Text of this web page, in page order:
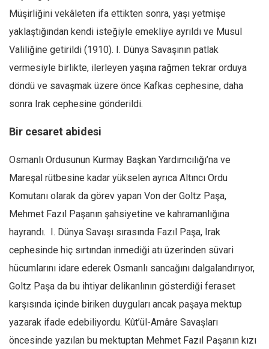
Amina S. Jenenkovic
Bağdagül Öz
Esra Elönü
» Yazar arşivi
Bu Sayı
Kültür Sanat
Kitap
Karisi kitap sualleri
7 soruda bu hafta
Ekonomi
Spor
Manzara
Müşirliğini vekâleten ifa ettikten sonra, yaşı yetmişe
yaklaştığından kendi isteğiyle emekliye ayrıldı ve Musul
Valiliğine getirildi (1910). I. Dünya Savaşının patlak
vermesiyle birlikte, ilerleyen yaşına rağmen tekrar orduya
döndü ve savaşmak üzere önce Kafkas cephesine, daha
sonra Irak cephesine gönderildi.
Bir cesaret abidesi
Osmanlı Ordusunun Kurmay Başkan Yardımcılığı’na ve
Mareşal rütbesine kadar yükselen ayrıca Altıncı Ordu
Komutanı olarak da görev yapan Von der Goltz Paşa,
Mehmet Fazıl Paşanın şahsiyetine ve kahramanlığına
hayrandı. I. Dünya Savaşı sırasında Fazıl Paşa, Irak
cephesinde hiç sırtından inmediği atı üzerinden süvari
hücumlarını idare ederek Osmanlı sancağını dalgalandırıyor,
Goltz Paşa da bu ihtiyar delikanlının gösterdiği feraset
karşısında içinde biriken duyguları ancak paşaya mektup
yazarak ifade edebiliyordu. Kût’ül-Amâre Savaşları
öncesinde yazılan bu mektuptan Mehmet Fazıl Paşanın kızı